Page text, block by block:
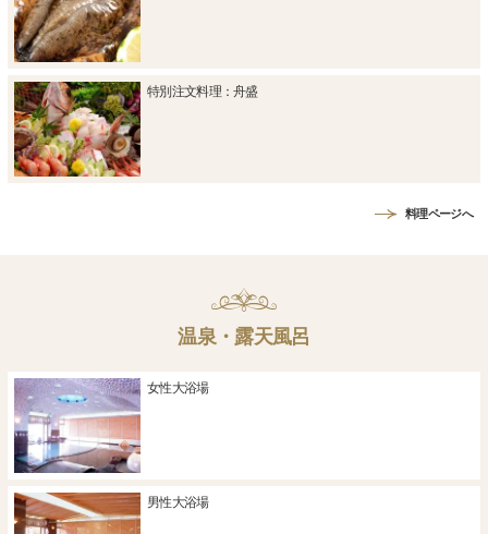
特別注文料理：舟盛
料理ページへ
温泉・露天風呂
女性大浴場
男性大浴場